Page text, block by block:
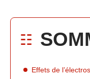
Effets de